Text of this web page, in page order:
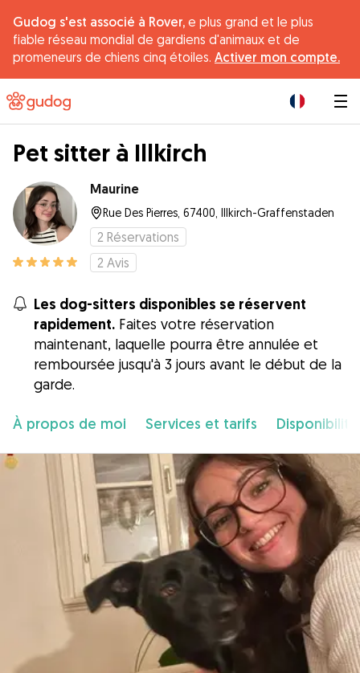
Gudog s'est associé à Rover, e plus grand et le plus
fiable réseau mondial de gardiens d'animaux et de
promeneurs de chiens cinq étoiles. Activer mon compte.
Pet sitter à Illkirch
Maurine
Rue Des Pierres, 67400, Illkirch-Graffenstaden
2 Réservations
2 Avis
Les dog-sitters disponibles se réservent
rapidement. Faites votre réservation
maintenant, laquelle pourra être annulée et
remboursée jusqu'à 3 jours avant le début de la
garde.
À propos de moi Services et tarifs Disponibilité